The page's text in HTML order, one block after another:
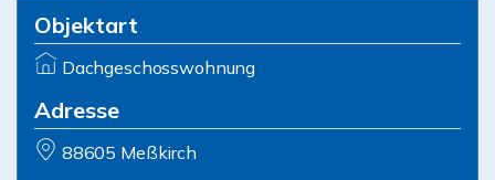
Objektart
Dachgeschosswohnung
Adresse
88605 Meßkirch